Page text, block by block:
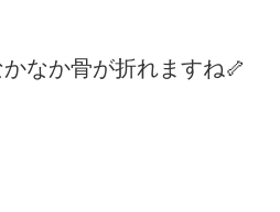
なか骨が折れますね🦴